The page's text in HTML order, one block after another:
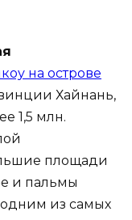
на острове
Хайнань,
1,5 млн.
площади
и пальмы
одним из самых